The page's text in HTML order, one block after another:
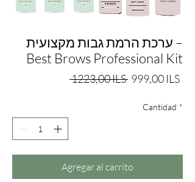
ערכת הרמת גבות מקצועית –
Best Brows Professional Kit
1223,00 ILS Precio
999,00 ILS
Cantidad *
Agregar al carrito